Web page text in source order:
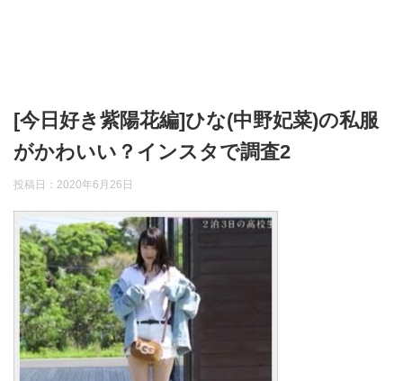
[今日好き紫陽花編]ひな(中野妃菜)の私服
がかわいい？インスタで調査2
投稿日： 2020年6月26日